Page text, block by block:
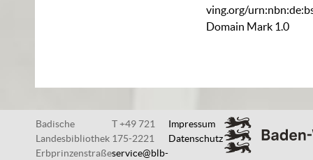
ving.org/
Domain Mark 1.0
Badische
Landesbibliothek
Erbprinzenstraße
T +49 721
175-2221
service@blb-
Impressum
Datenschutz